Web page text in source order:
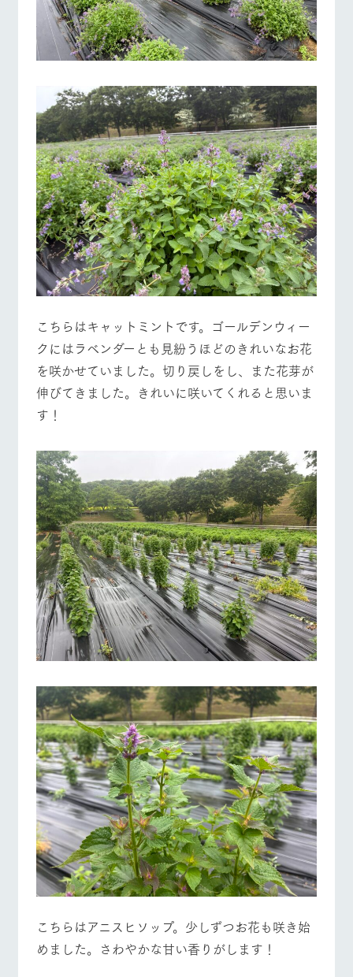
こちらはキャットミントです。ゴールデンウィー
クにはラベンダーとも見紛うほどのきれいなお花
を咲かせていました。切り戻しをし、また花芽が
伸びてきました。きれいに咲いてくれると思いま
す！
こちらはアニスヒソップ。少しずつお花も咲き始
めました。さわやかな甘い香りがします！